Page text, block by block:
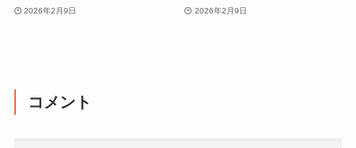
2026年2月9日 2026年2月9日
コメント